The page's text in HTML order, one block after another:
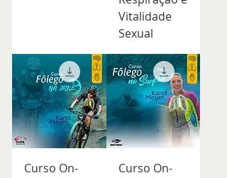
Vitalidade
Sexual
Curso On-
Curso On-